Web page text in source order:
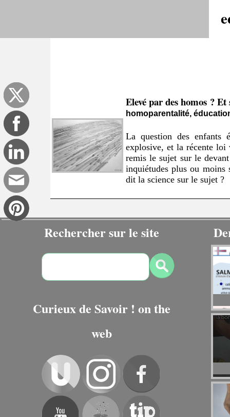
Elevé par des homos ?
homoparentalité,
La question des enfants
explosive, et la récente loi
remis le sujet sur le
inquiétudes plus ou moins
dit la science sur le sujet ?
Rechercher sur le site
Curieux de Savoir ! on the
web